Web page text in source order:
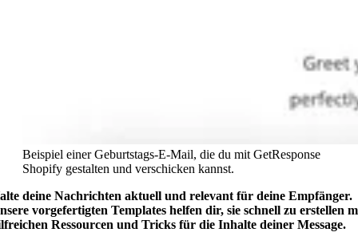
Beispiel einer Geburtstags-E-Mail, die du mit GetResponse
Shopify gestalten und verschicken kannst.
deine Nachrichten aktuell und relevant für deine Empfänger.
vorgefertigten Templates helfen dir, sie schnell zu erstellen
Ressourcen und Tricks für die Inhalte deiner Message.